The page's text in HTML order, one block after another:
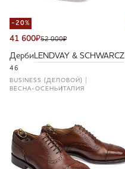
-20%
41 600₽52 000₽
Дерби LENDVAY & SCHWARCZ
46
BUSINESS (ДЕЛОВОЙ)
ВЕСНА-ОСЕНЬ ИТАЛИЯ